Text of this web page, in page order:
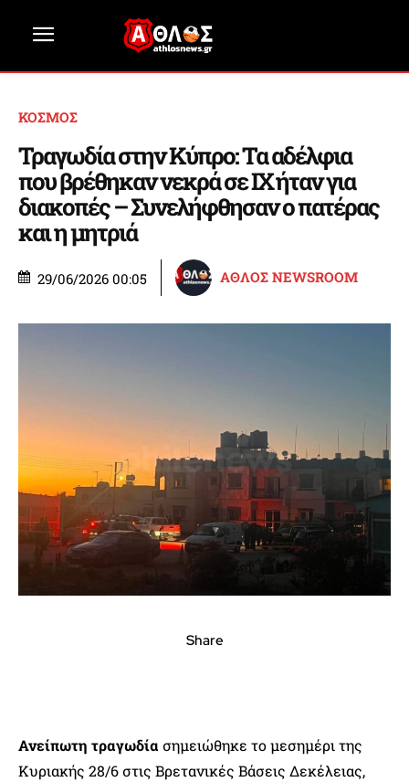
ΚΟΣΜΟΣ
Τραγωδία στην Κύπρο: Τα αδέλφια
που βρέθηκαν νεκρά σε ΙΧ ήταν για
διακοπές – Συνελήφθησαν ο πατέρας
και η μητριά
29/06/2026 00:05 ΑΘΛΟΣ NEWSROOM
Share
Ανείπωτη τραγωδία σημειώθηκε το μεσημέρι της
Κυριακής 28/6 στις Βρετανικές Βάσεις Δεκέλειας,